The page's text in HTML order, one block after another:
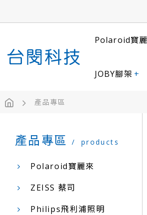
Polaroid寶
JOBY腳架 +
產品專區
產品專區 products
Polaroid寶麗來
ZEISS 蔡司
Philips飛利浦照明